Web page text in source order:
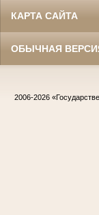
КАРТА САЙТА
ОБЫЧНАЯ
2006-2026